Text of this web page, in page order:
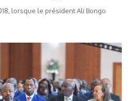
lorsque le président Ali Bongo